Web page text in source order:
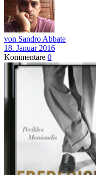
von Sandro Abbate
18. Januar 2016
Kommentare 0